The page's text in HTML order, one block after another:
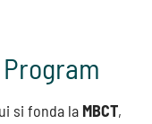
si fonda la MBCT,